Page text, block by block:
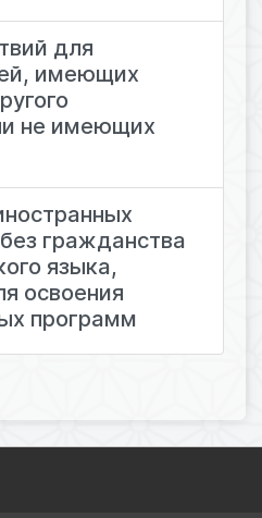
для
имеющих
не имеющих
гражданства
языка,
освоения
программ